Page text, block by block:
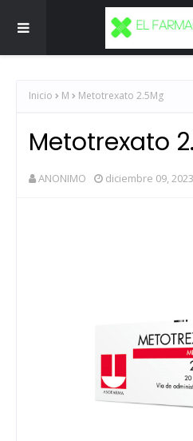
Inicio M Metotrexato 2.5Mg
Metotrexato
ANONIMO diciembre 09, 2023